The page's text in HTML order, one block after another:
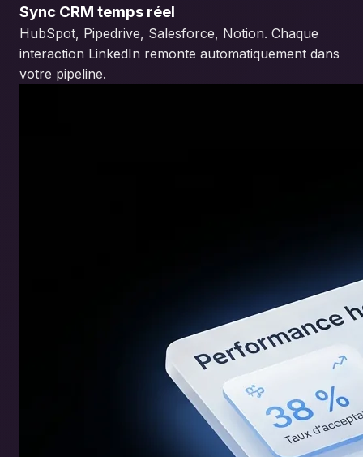
Sync CRM temps réel
HubSpot, Pipedrive, Salesforce, Notion. Chaque
interaction LinkedIn remonte automatiquement dans
votre pipeline.